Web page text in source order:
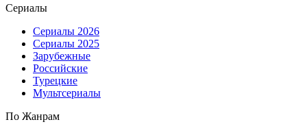
Сериалы
Сериалы 2026
Сериалы 2025
Зарубежные
Российские
Турецкие
Мультсериалы
По Жанрам